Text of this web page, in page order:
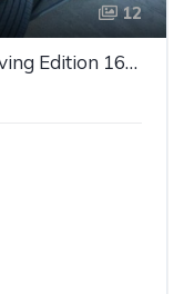
12
BYD Song L DM-i Intelligent driving Edition 160km Beyond